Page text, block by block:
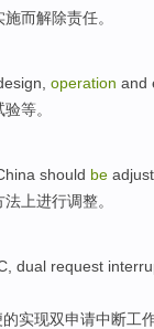
施而解除责任。
operation and
验等。
should be
法 上进行调整。
dual request
的实现双申请中断工